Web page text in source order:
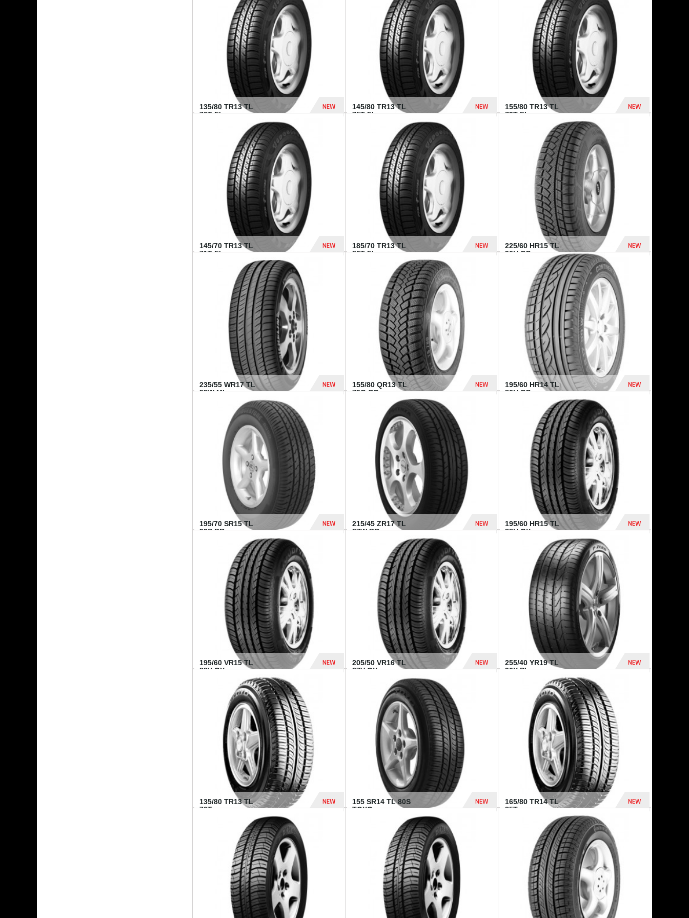
448 Dhs
135/80 TR13 TL
70T FI...
NEW
145/80 TR13 TL
75T FI...
NEW
155/80 TR13 TL
79T FI...
NEW
145/70 TR13 TL
71T FI...
NEW
185/70 TR13 TL
86T FI...
NEW
432 Dhs
225/60 HR15 TL
96H CO...
NEW
1 040 Dhs
235/55 WR17 TL
99W MI...
NEW
1 182 Dhs
155/80 QR13 TL
79Q CO...
NEW
195/60 HR14 TL
86H CO...
NEW
790 Dhs
195/70 SR15 TL
92S BR...
NEW
837 Dhs
215/45 ZR17 TL
87W BR...
NEW
955 Dhs
195/60 HR15 TL
88H GY...
NEW
195/60 VR15 TL
88V GY...
NEW
205/50 VR16 TL
87V GY...
NEW
255/40 YR19 TL
96Y PI...
NEW
1 771 Dhs
135/80 TR13 TL
70T...
NEW
155 SR14 TL 80S
TOYO...
NEW
165/80 TR14 TL
85T...
NEW
458 Dhs